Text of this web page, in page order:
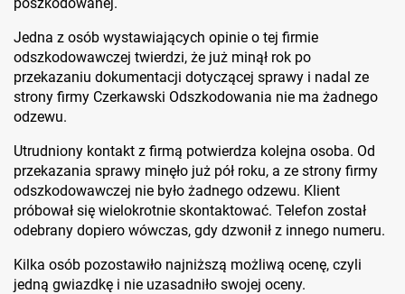
Jedna z osób wystawiających opinie o tej firmie
odszkodowawczej twierdzi, że już minął rok po
przekazaniu dokumentacji dotyczącej sprawy i nadal ze
strony firmy Czerkawski Odszkodowania nie ma żadnego
odzewu.
Utrudniony kontakt z firmą potwierdza kolejna osoba. Od
przekazania sprawy minęło już pół roku, a ze strony firmy
odszkodowawczej nie było żadnego odzewu. Klient
próbował się wielokrotnie skontaktować. Telefon został
odebrany dopiero wówczas, gdy dzwonił z innego numeru.
Kilka osób pozostawiło najniższą możliwą ocenę, czyli
jedną gwiazdkę i nie uzasadniło swojej oceny.